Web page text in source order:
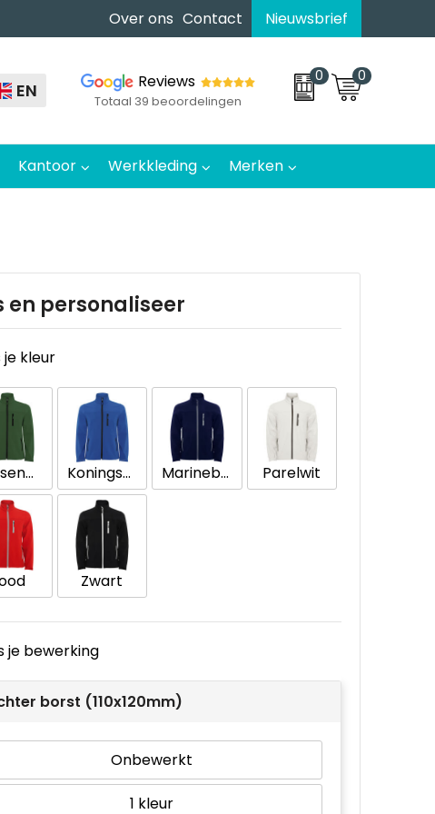
Over ons Contact Nieuwsbrief
EN Reviews
Totaal 39 beoordelingen
0 0
Kantoor Werkkleding Merken
en personaliseer
je kleur
Flessengroen Koningsblauw Marineblauw Parelwit
Zwart
je bewerking
borst (110x120mm)
Onbewerkt
1